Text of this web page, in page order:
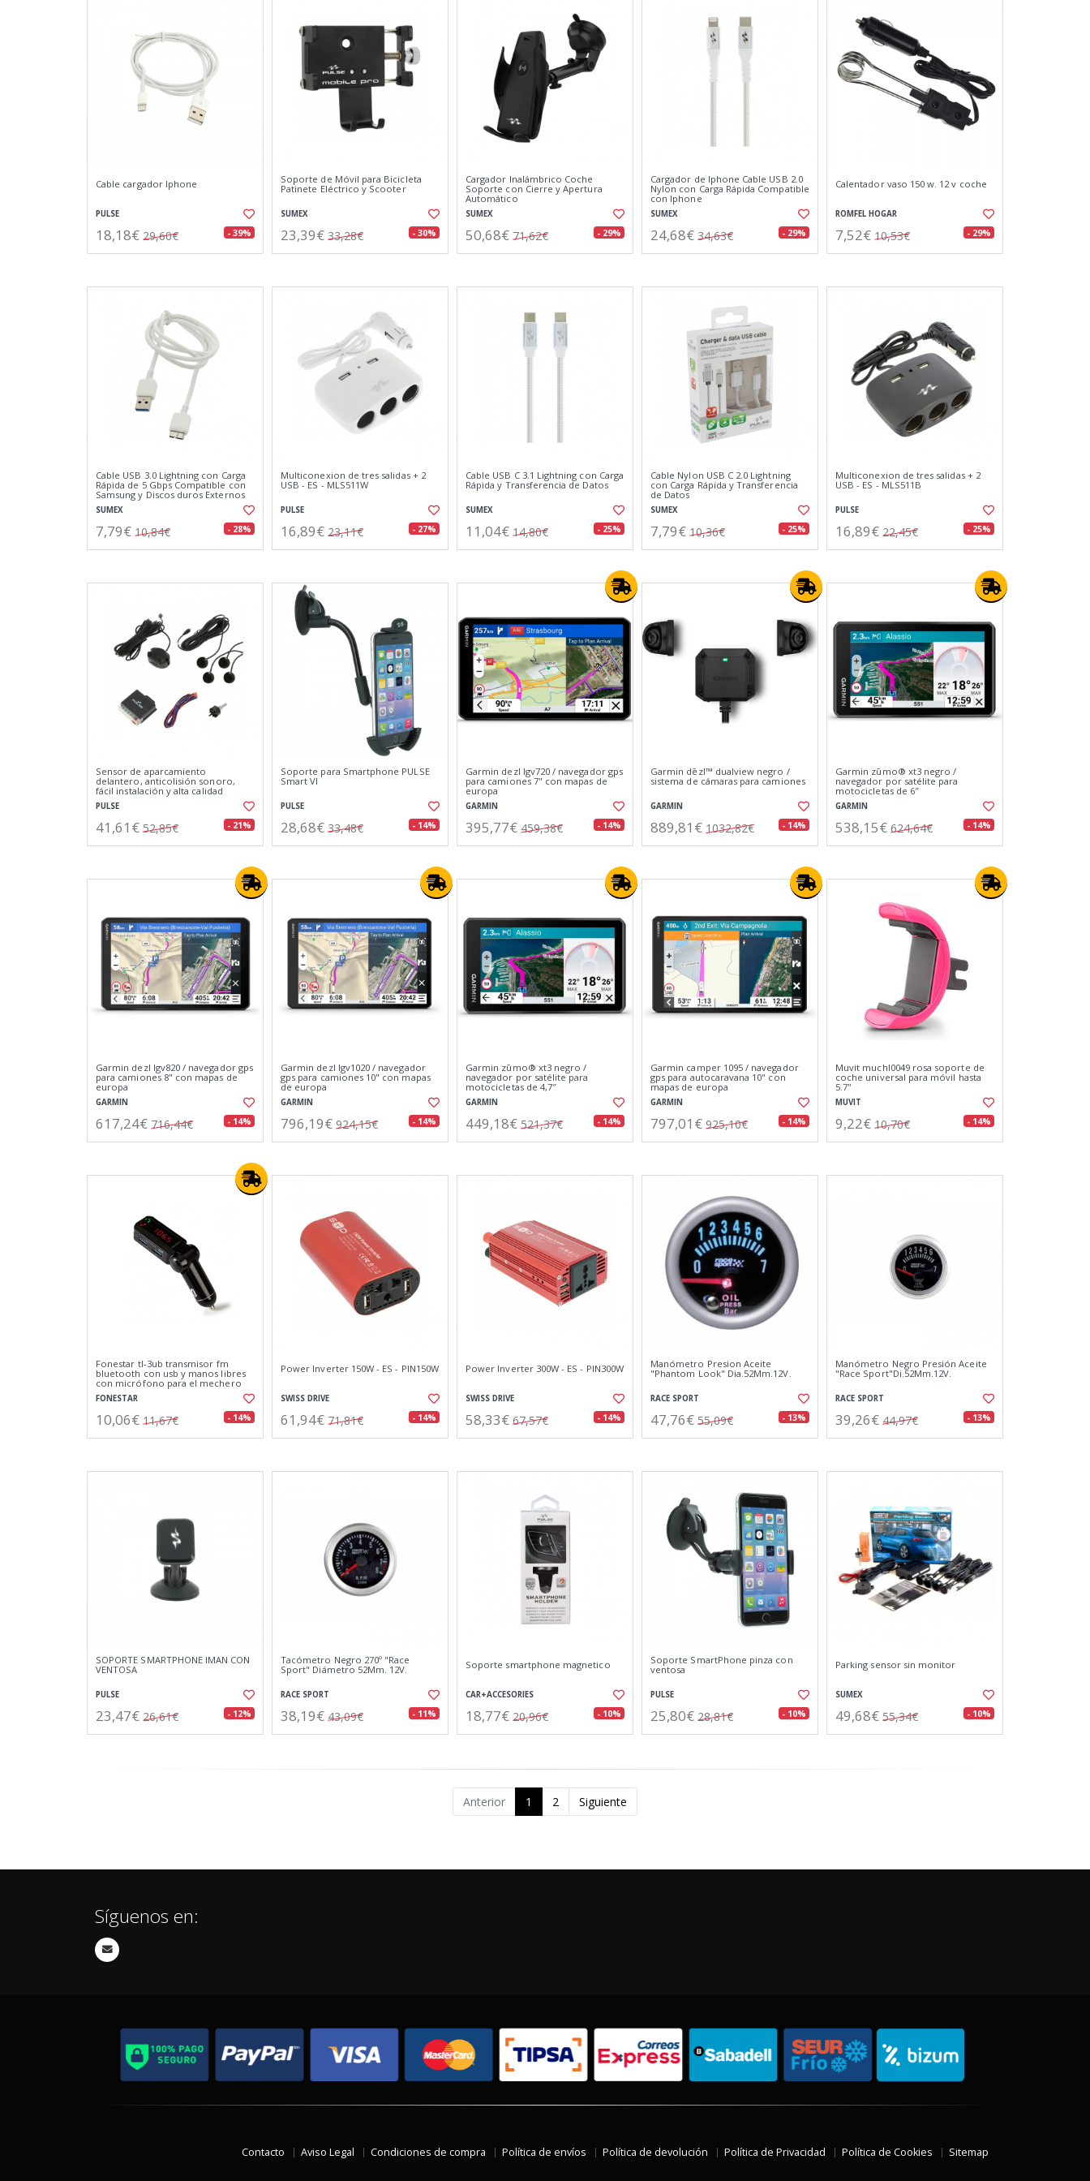
Cable cargador Iphone
PULSE
18,18€ 29,60€ - 39%
Soporte de Móvil para Bicicleta
Patinete Eléctrico y Scooter
SUMEX
23,39€ 33,28€ - 30%
Cargador Inalámbrico Coche
Soporte con Cierre y Apertura
Automático
SUMEX
50,68€ 71,62€ - 29%
Cargador de Iphone Cable USB 2.0
Nylon con Carga Rápida Compatible
con Iphone
SUMEX
24,68€ 34,63€ - 29%
Calentador vaso 150 w. 12 v coche
ROMFEL HOGAR
7,52€ 10,53€ - 29%
Cable USB 3.0 Lightning con Carga
Rápida de 5 Gbps Compatible con
Samsung y Discos duros Externos
SUMEX
7,79€ 10,84€ - 28%
Multiconexion de tres salidas + 2
USB - ES - MLS511W
PULSE
16,89€ 23,11€ - 27%
Cable USB C 3.1 Lightning con Carga
Rápida y Transferencia de Datos
SUMEX
11,04€ 14,80€ - 25%
Cable Nylon USB C 2.0 Lightning
con Carga Rápida y Transferencia
de Datos
SUMEX
7,79€ 10,36€ - 25%
Multiconexion de tres salidas + 2
USB - ES - MLS511B
PULSE
16,89€ 22,45€ - 25%
Sensor de aparcamiento
delantero, anticolisión sonoro,
fácil instalación y alta calidad
PULSE
41,61€ 52,85€ - 21%
Soporte para Smartphone PULSE
Smart VI
PULSE
28,68€ 33,48€ - 14%
Garmin dezl lgv720 / navegador gps
para camiones 7" con mapas de
europa
GARMIN
395,77€ 459,38€ - 14%
Garmin dēzl™ dualview negro /
sistema de cámaras para camiones
GARMIN
889,81€ 1032,82€ - 14%
Garmin zūmo® xt3 negro /
navegador por satélite para
motocicletas de 6″
GARMIN
538,15€ 624,64€ - 14%
Garmin dezl lgv820 / navegador gps
para camiones 8" con mapas de
europa
GARMIN
617,24€ 716,44€ - 14%
Garmin dezl lgv1020 / navegador
gps para camiones 10" con mapas
de europa
GARMIN
796,19€ 924,15€ - 14%
Garmin zūmo® xt3 negro /
navegador por satélite para
motocicletas de 4,7″
GARMIN
449,18€ 521,37€ - 14%
Garmin camper 1095 / navegador
gps para autocaravana 10" con
mapas de europa
GARMIN
797,01€ 925,10€ - 14%
Muvit muchl0049 rosa soporte de
coche universal para móvil hasta
5.7''
MUVIT
9,22€ 10,70€ - 14%
Fonestar tl-3ub transmisor fm
bluetooth con usb y manos libres
con micrófono para el mechero
del coche
FONESTAR
10,06€ 11,67€ - 14%
Power Inverter 150W - ES - PIN150W
SWISS DRIVE
61,94€ 71,81€ - 14%
Power Inverter 300W - ES - PIN300W
SWISS DRIVE
58,33€ 67,57€ - 14%
Manómetro Presion Aceite
"Phantom Look" Dia.52Mm.12V.
RACE SPORT
47,76€ 55,09€ - 13%
Manómetro Negro Presión Aceite
"Race Sport"Di.52Mm.12V.
RACE SPORT
39,26€ 44,97€ - 13%
SOPORTE SMARTPHONE IMAN CON
VENTOSA
PULSE
23,47€ 26,61€ - 12%
Tacómetro Negro 270º "Race
Sport" Diámetro 52Mm. 12V.
RACE SPORT
38,19€ 43,09€ - 11%
Soporte smartphone magnetico
CAR+ACCESORIES
18,77€ 20,96€ - 10%
Soporte SmartPhone pinza con
ventosa
PULSE
25,80€ 28,81€ - 10%
Parking sensor sin monitor
SUMEX
49,68€ 55,34€ - 10%
Anterior 1 2 Siguiente
Síguenos en:
Contacto Aviso Legal Condiciones de compra Política de envíos Política de devolución Política de Privacidad Política de Cookies Sitemap